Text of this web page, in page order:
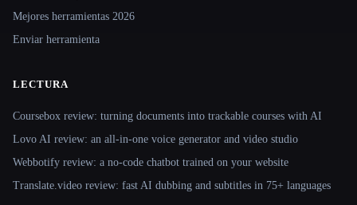
Mejores herramientas 2026
Enviar herramienta
LECTURA
Coursebox review: turning documents into trackable courses with AI
Lovo AI review: an all-in-one voice generator and video studio
Webbotify review: a no-code chatbot trained on your website
Translate.video review: fast AI dubbing and subtitles in 75+ languages